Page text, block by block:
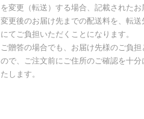
を変更（転送）する場合、記載されたお
変更後のお届け先までの配送料を、転送
にてご負担いただくことになります。
ご贈答の場合でも、お届け先様のご負担
ので、ご注文前にご住所のご確認を十分
たします。